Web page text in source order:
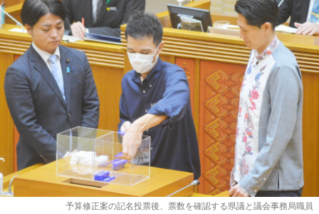
予算修正案の記名投票後、票数を確認する県議と議会事務局職員